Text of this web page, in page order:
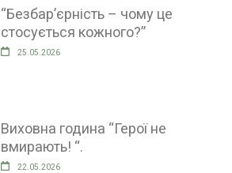
“Безбар’єрність – чому це
стосується кожного?”
25.05.2026
Виховна година “Герої не
вмирають! “.
22.05.2026